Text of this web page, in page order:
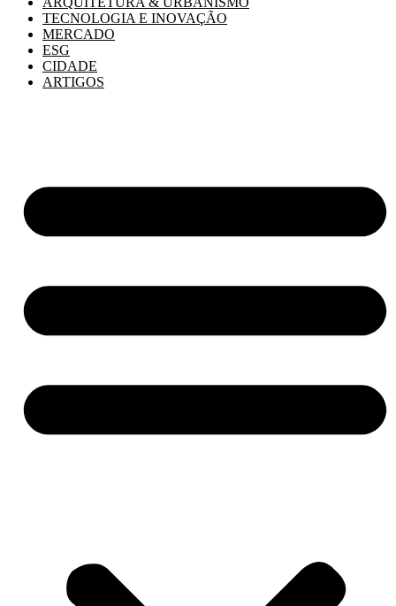
TECNOLOGIA E INOVAÇÃO
MERCADO
ESG
CIDADE
ARTIGOS